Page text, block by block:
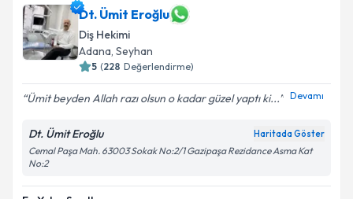
Dt. Ümit Eroğlu
Diş Hekimi
Adana, Seyhan
5 (228 Değerlendirme)
Ümit beyden Allah razı olsun o kadar güzel yaptı ki... Devamı
Dt. Ümit Eroğlu Haritada Göster
Cemal Paşa Mah. 63003 Sokak No:2/1 Gazipaşa Rezidance Asma Kat
No:2